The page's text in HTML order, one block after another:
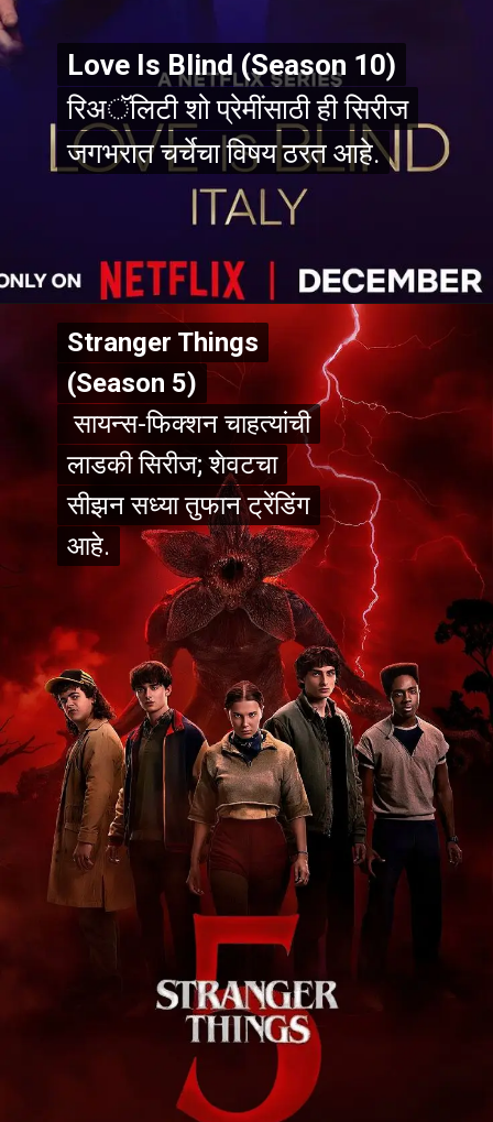
Love Is Blind (Season 10)
रिअॅलिटी शो प्रेमींसाठी ही सिरीज
जगभरात चर्चेचा विषय ठरत आहे.
Love Is Blind (Season 10)
रिअॅलिटी शो प्रेमींसाठी ही सिरीज
जगभरात चर्चेचा विषय ठरत आहे.
Stranger Things
(Season 5)
सायन्स-फिक्शन चाहत्यांची
लाडकी सिरीज; शेवटचा
सीझन सध्या तुफान ट्रेंडिंग
आहे.
Stranger Things
(Season 5)
सायन्स-फिक्शन चाहत्यांची
लाडकी सिरीज; शेवटचा
सीझन सध्या तुफान ट्रेंडिंग
आहे.